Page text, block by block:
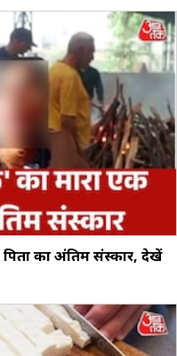
पिता का अंतिम संस्कार, देखें